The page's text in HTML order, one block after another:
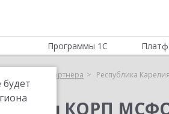
Программы 1С
Выбор партнёра Республика Карелия
КОРП